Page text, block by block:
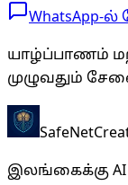
WhatsApp-
யாழ்ப்பாணம்
முழுவதும்
SafeNet
இலங்கைக்கு